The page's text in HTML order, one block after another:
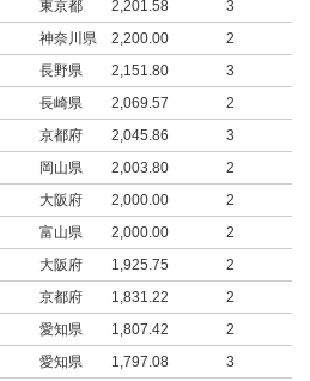
東京都 2,201.58
3
神奈川県 2,200.00
2
長野県 2,151.80
3
長崎県 2,069.57
2
京都府 2,045.86
3
岡山県 2,003.80
2
大阪府 2,000.00
2
富山県 2,000.00
2
大阪府 1,925.75
2
京都府 1,831.22
2
愛知県 1,807.42
2
愛知県 1,797.08
3